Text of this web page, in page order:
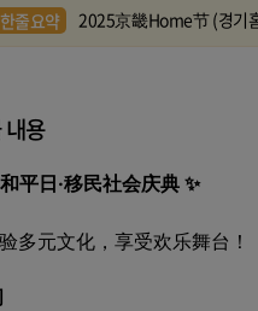
줄요약 2025京畿Home节 (경기
용
平日·移民社会庆典 ✨
多元文化，享受欢乐舞台！